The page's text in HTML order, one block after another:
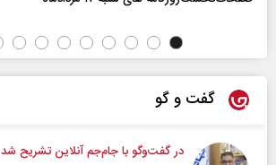
گفت و گو
در گفت‌و‌گو با جام‌جم آنلاین تشریح شد